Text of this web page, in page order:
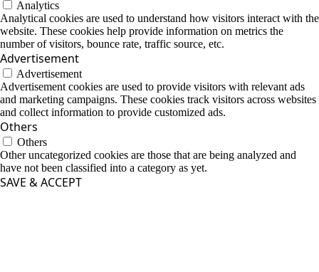
Analytics
Analytical cookies are used to understand how visitors interact with the
website. These cookies help provide information on metrics the
number of visitors, bounce rate, traffic source, etc.
Advertisement
Advertisement
Advertisement cookies are used to provide visitors with relevant ads
and marketing campaigns. These cookies track visitors across websites
and collect information to provide customized ads.
Others
Others
Other uncategorized cookies are those that are being analyzed and
have not been classified into a category as yet.
SAVE & ACCEPT